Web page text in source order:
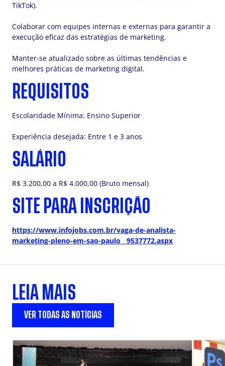
TikTok).
Colaborar com equipes internas e externas para garantir a
execução eficaz das estratégias de marketing.
Manter-se atualizado sobre as últimas tendências e
melhores práticas de marketing digital.
REQUISITOS
Escolaridade Mínima: Ensino Superior
Experiência desejada: Entre 1 e 3 anos
SALÁRIO
R$ 3.200,00 a R$ 4.000,00 (Bruto mensal)
SITE PARA INSCRIÇÃO
https://www.infojobs.com.br/vaga-de-analista-
marketing-pleno-em-sao-paulo__9537772.aspx
LEIA MAIS
VER TODAS AS NOTÍCIAS